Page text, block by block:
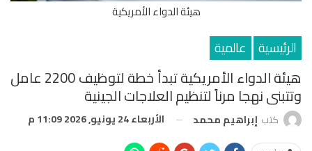
هيئة الدواء الأمريكية
الرئيسية عالمية
هيئة الدواء الأمريكية تبدأ خطة لتوظيف 2200 عامل
وتتبنى نهجا مرناً لتنظيم العلاجات الجينية
كتب إبراهيم محمد الأربعاء 24 يونيو, 2026 11:09 م